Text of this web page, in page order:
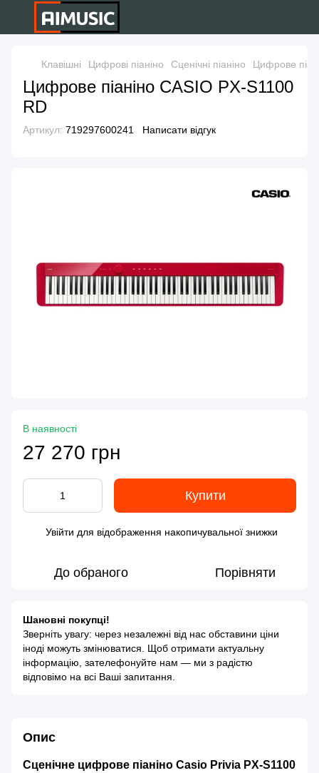
Клавішні Цифрові піаніно Сценічні піаніно Цифрове
Цифрове піаніно CASIO PX-S1100
RD
Артикул: 719297600241 Написати відгук
В наявності
27 270 грн
Купити
Увійти для відображення накопичувальної знижки
До обраного Порівняти
Шановні покупці!
Зверніть увагу: через незалежні від нас обставини ціни
іноді можуть змінюватися. Щоб отримати актуальну
інформацію, зателефонуйте нам — ми з радістю
відповімо на всі Ваші запитання.
Опис
Сценічне цифрове піаніно Casio Privia PX-S1100